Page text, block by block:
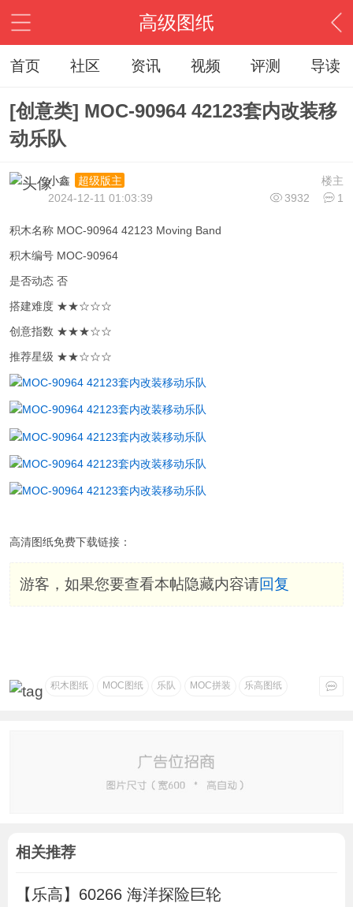
高级图纸
首页 社区 资讯 视频 评测 导读
[创意类] MOC-90964 42123套内改装移
动乐队
楼主
小鑫
超级版主
3932
1
2024-12-11 01:03:39
积木名称 MOC-90964 42123 Moving Band
积木编号 MOC-90964
是否动态 否
搭建难度 ★★☆☆☆
创意指数 ★★★☆☆
推荐星级 ★★☆☆☆
高清图纸免费下载链接：
游客，如果您要查看本帖隐藏内容请回复
积木图纸 MOC图纸 乐队 MOC拼装 乐高图纸
相关推荐
【乐高】60266 海洋探险巨轮